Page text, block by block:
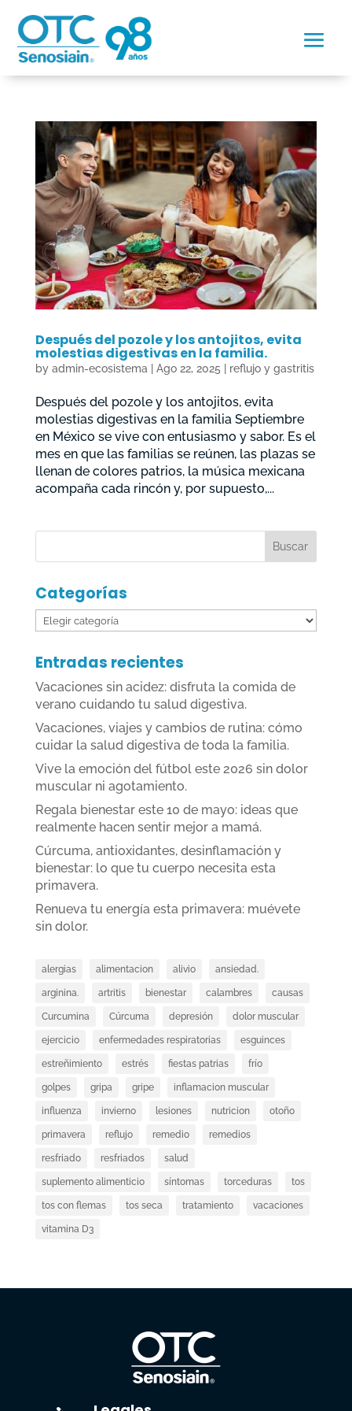
Después del pozole y los antojitos, evita
molestias digestivas en la familia.
by admin-ecosistema Ago 22, 2025 reflujo y gastritis
Después del pozole y los antojitos, evita
molestias digestivas en la familia Septiembre
en México se vive con entusiasmo y sabor. Es el
mes en que las familias se reúnen, las plazas se
llenan de colores patrios, la música mexicana
acompaña cada rincón y, por supuesto,...
Categorías
Categorías
Entradas recientes
Vacaciones sin acidez: disfruta la comida de
verano cuidando tu salud digestiva.
Vacaciones, viajes y cambios de rutina: cómo
cuidar la salud digestiva de toda la familia.
Vive la emoción del fútbol este 2026 sin dolor
muscular ni agotamiento.
Regala bienestar este 10 de mayo: ideas que
realmente hacen sentir mejor a mamá.
Cúrcuma, antioxidantes, desinflamación y
bienestar: lo que tu cuerpo necesita esta
primavera.
Renueva tu energía esta primavera: muévete
sin dolor.
alergias alimentacion alivio ansiedad.
arginina. artritis bienestar calambres causas
Curcumina Cúrcuma depresión dolor muscular
ejercicio enfermedades respiratorias esguinces
estreñimiento estrés fiestas patrias frío
golpes gripa gripe inflamacion muscular
influenza invierno lesiones nutricion otoño
primavera reflujo remedio remedios
resfriado resfriados salud
suplemento alimenticio síntomas torceduras tos
tos con flemas tos seca tratamiento vacaciones
vitamina D3